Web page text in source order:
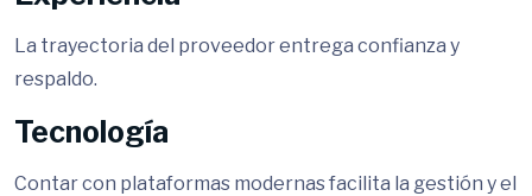
La trayectoria del proveedor entrega confianza y
respaldo.
Tecnología
Contar con plataformas modernas facilita la gestión y el